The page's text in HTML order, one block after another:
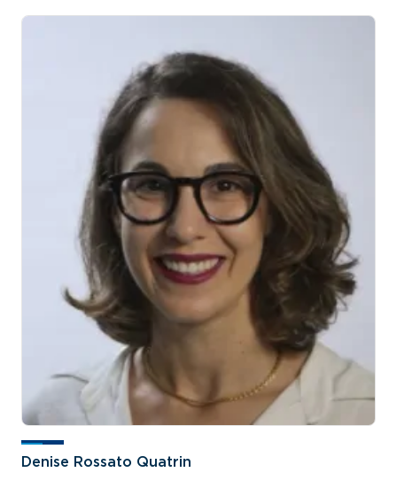
Denise Rossato Quatrin